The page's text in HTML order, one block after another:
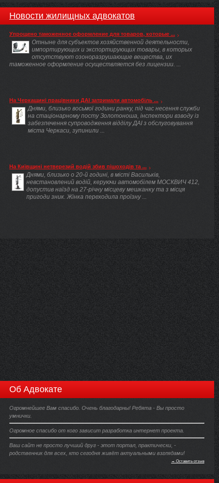
Новости жилищных адвокатов
Упрощено таможенное оформление для товаров, которые ...
Отныне для субъектов хозяйственной деятельности,
импортирующих и экспортирующих товары, в которых
отсутствуют озоноразрушающие вещества, их
таможенное оформление осуществляется без лицензии. ...
На Черкащині працівники ДАІ затримали автомобіль ...
Днями, близько восьмої години ранку, під час несення служби
на стаціонарному посту Золотоноша, інспектори взводу із
забезпечення супроводження відділу ДАІ з обслуговування
міста Черкаси, зупинили ...
На Київщині нетверезий водій збив пішоходів та ...
Днями, близько о 20-й годині, в місті Васильків,
невстановлений водій, керуючи автомобілем МОСКВИЧ 412,
допустив наїзд на 27-річну місцеву мешканку та з місця
пригоди зник. Жінка переходила проїзну ...
Об Адвокате
Огромнейшее Вам спасибо. Очень благодарны! Ребята - Вы просто
умнички.
Огромное спасибо от кого зависит разработка интернет проекта.
Ваш сайт не просто лучший друг - этот портал, практически, -
родственник для всех, кто сегодня живёт актуальными взглядами!
→ Оставить отзыв